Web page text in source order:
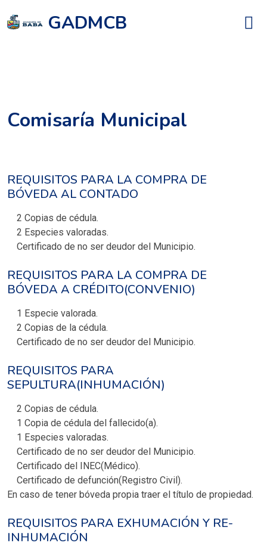
GADMCB
Comisaría Municipal
REQUISITOS PARA LA COMPRA DE
BÓVEDA AL CONTADO
2 Copias de cédula.
2 Especies valoradas.
Certificado de no ser deudor del Municipio.
REQUISITOS PARA LA COMPRA DE
BÓVEDA A CRÉDITO(CONVENIO)
1 Especie valorada.
2 Copias de la cédula.
Certificado de no ser deudor del Municipio.
REQUISITOS PARA
SEPULTURA(INHUMACIÓN)
2 Copias de cédula.
1 Copia de cédula del fallecido(a).
1 Especies valoradas.
Certificado de no ser deudor del Municipio.
Certificado del INEC(Médico).
Certificado de defunción(Registro Civil).
En caso de tener bóveda propia traer el título de propiedad.
REQUISITOS PARA EXHUMACIÓN Y RE-
INHUMACIÓN